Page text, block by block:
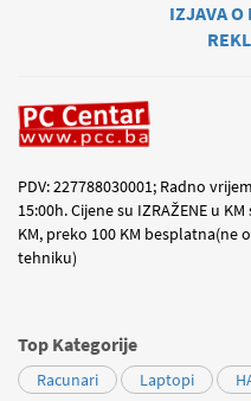
IZJAVA O
PDV: 227788030001; Radno
15:00h. Cijene su IZRAŽENE u
KM, preko 100 KM besplatna(ne
tehniku)
Top Kategorije
Racunari Laptopi